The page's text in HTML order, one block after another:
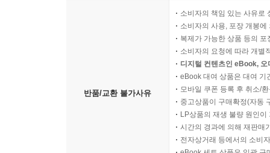
반품/교환 불가사유
소비자의 책임 있는 사유로
소비자의 사용, 포장 개봉
복제가 가능한 상품 등의
소비자의 요청에 따라 개별
디지털 컨텐츠인 eBook,
eBook 대여 상품은 대여 기
모바일 쿠폰 등록 후 취소/
중고상품이 구매확정(자동
LP상품의 재생 불량 원인
시간의 경과에 의해 재판매
전자상거래 등에서의 소비